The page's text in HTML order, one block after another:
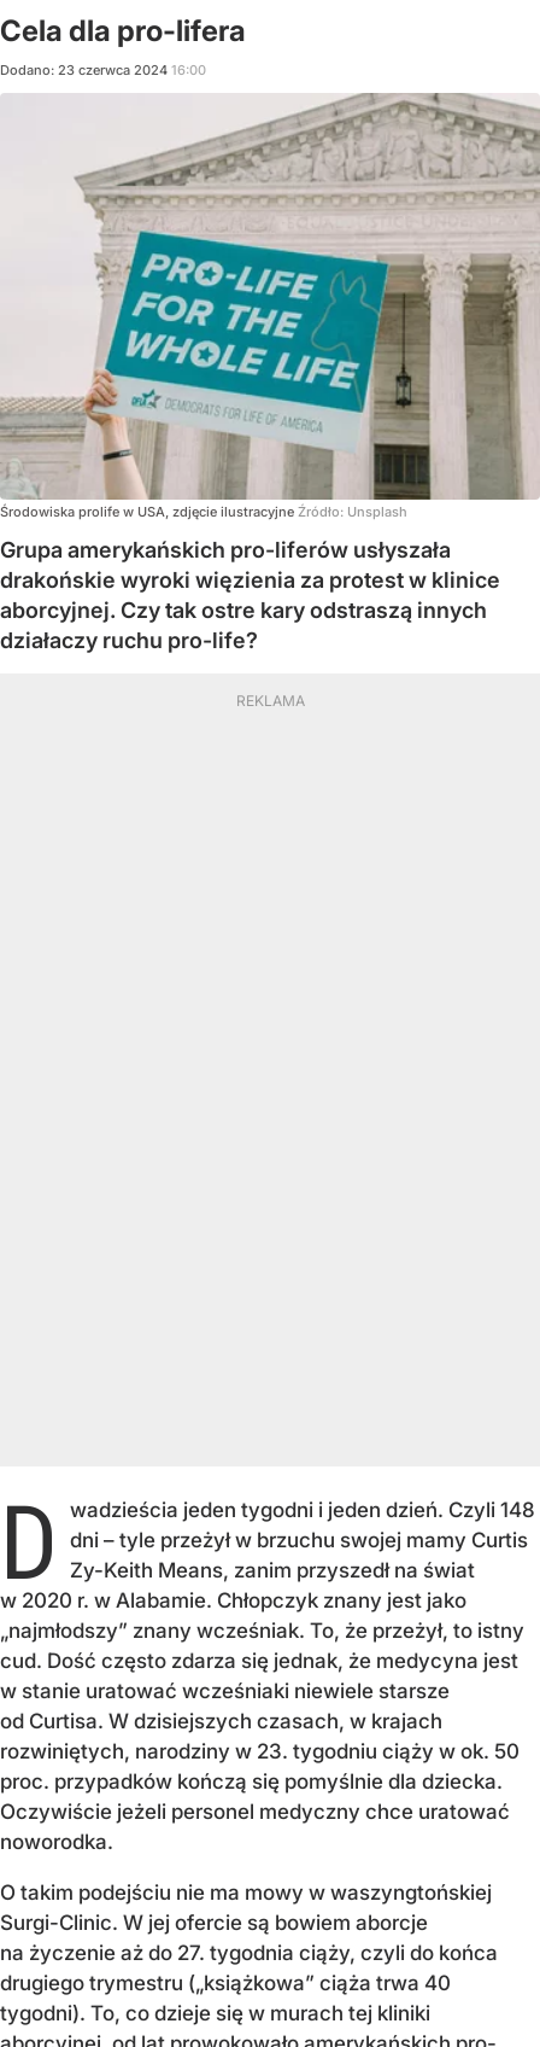
Cela dla pro-lifera
Dodano: 23 czerwca 2024 16:00
Środowiska prolife w USA, zdjęcie ilustracyjne Źródło: Unsplash
Grupa amerykańskich pro-liferów usłyszała
drakońskie wyroki więzienia za protest w klinice
aborcyjnej. Czy tak ostre kary odstraszą innych
działaczy ruchu pro-life?
D
wadzieścia jeden tygodni i jeden dzień. Czyli 148
dni – tyle przeżył w brzuchu swojej mamy Curtis
Zy-Keith Means, zanim przyszedł na świat
w 2020 r. w Alabamie. Chłopczyk znany jest jako
„najmłodszy” znany wcześniak. To, że przeżył, to istny
cud. Dość często zdarza się jednak, że medycyna jest
w stanie uratować wcześniaki niewiele starsze
od Curtisa. W dzisiejszych czasach, w krajach
rozwiniętych, narodziny w 23. tygodniu ciąży w ok. 50
proc. przypadków kończą się pomyślnie dla dziecka.
Oczywiście jeżeli personel medyczny chce uratować
noworodka.
O takim podejściu nie ma mowy w waszyngtońskiej
Surgi-Clinic. W jej ofercie są bowiem aborcje
na życzenie aż do 27. tygodnia ciąży, czyli do końca
drugiego trymestru („książkowa” ciąża trwa 40
tygodni). To, co dzieje się w murach tej kliniki